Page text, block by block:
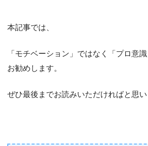
本記事では、
「モチベーション」ではなく「プロ意
お勧めします。
ぜひ最後までお読みいただければと思い